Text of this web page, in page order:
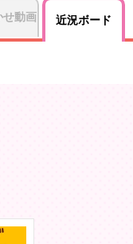
せ動画 近況ボード